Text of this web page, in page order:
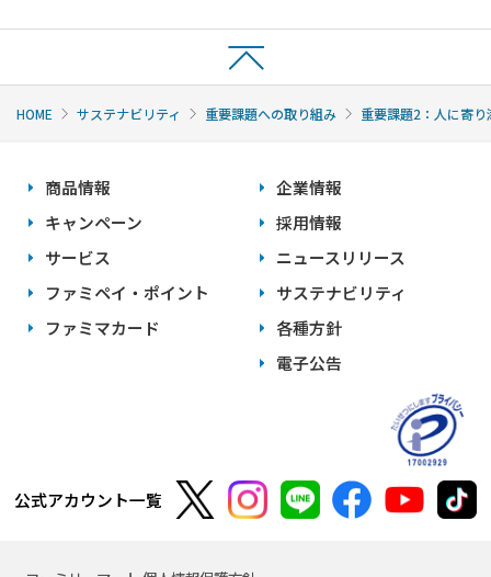
HOME サステナビリティ 重要課題への取り組み 重要課題2：人に寄
商品情報
キャンペーン
サービス
ファミペイ・ポイント
ファミマカード
企業情報
採用情報
ニュースリリース
サステナビリティ
各種方針
電子公告
公式アカウント一覧